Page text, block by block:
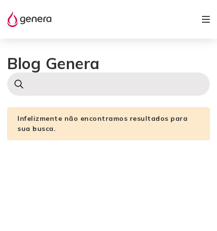
Blog Genera
Infelizmente não encontramos resultados para
sua busca.